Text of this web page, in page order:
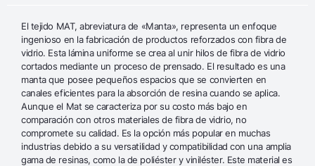
El tejido MAT, abreviatura de «Manta», representa un enfoque
ingenioso en la fabricación de productos reforzados con fibra de
vidrio. Esta lámina uniforme se crea al unir hilos de fibra de vidrio
cortados mediante un proceso de prensado. El resultado es una
manta que posee pequeños espacios que se convierten en
canales eficientes para la absorción de resina cuando se aplica.
Aunque el Mat se caracteriza por su costo más bajo en
comparación con otros materiales de fibra de vidrio, no
compromete su calidad. Es la opción más popular en muchas
industrias debido a su versatilidad y compatibilidad con una amplia
gama de resinas, como la de poliéster y viniléster. Este material es